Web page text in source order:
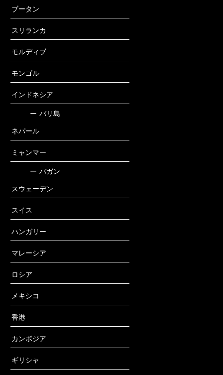
ブータン
スリランカ
モルディブ
モンゴル
インドネシア
ー バリ島
ネパール
ミャンマー
ー バガン
スウェーデン
スイス
ハンガリー
マレーシア
ロシア
メキシコ
香港
カンボジア
ギリシャ